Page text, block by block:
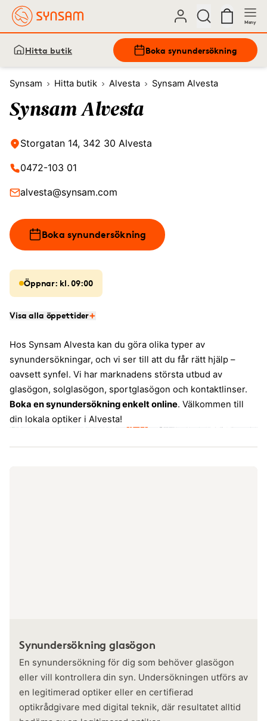
Meny
Hitta butik Boka synundersökning
Synsam Hitta butik Alvesta Synsam Alvesta
Synsam Alvesta
Storgatan 14, 342 30 Alvesta
0472-103 01
alvesta@synsam.com
Boka synundersökning
Öppnar: kl. 09:00
Visa alla öppettider
Hos Synsam Alvesta kan du göra olika typer av
synundersökningar, och vi ser till att du får rätt hjälp –
oavsett synfel. Vi har marknadens största utbud av
glasögon, solglasögon, sportglasögon och kontaktlinser.
Boka en synundersökning enkelt online. Välkommen till
din lokala optiker i Alvesta!
Synundersökning glasögon
En synundersökning för dig som behöver glasögon
eller vill kontrollera din syn. Undersökningen utförs av
en legitimerad optiker eller en certifierad
optikrådgivare med digital teknik, där resultatet alltid